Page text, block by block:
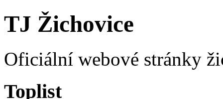
TJ Žichovice
Oficiální webové stránky
Toplist